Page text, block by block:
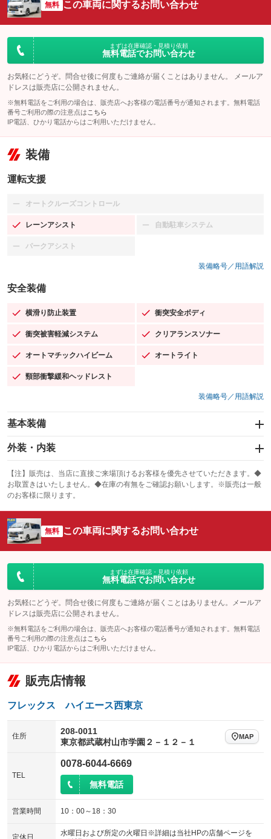
無料 この車両に関するお問い合わせ
まずは在庫確認・見積り依頼
無料電話でお問い合わせ
お気軽にどうぞ。問合せ後に何度もご連絡が届くことはありません。 メールア
ドレスは販売店に公開されません。
※無料電話をご利用の場合は、販売店へお客様の電話番号が通知されます。無料電話
番号ご利用の際の注意点は こちら
IP電話、ひかり電話からはご利用いただけません。
装備
運転支援
オートクルーズコントロール
：装備なし
レーンアシスト
：装備あり 自動駐車システム
：装備なし
パークアシスト
：装備なし
装備略号／用語解説
安全装備
横滑り防止装置
：装備あり 衝突安全ボディ
：装備あり
衝突被害軽減システム
：装備あり クリアランスソナー
：装備あり
オートマチックハイビーム
：装備あり オートライト
：装備あり
頸部衝撃緩和ヘッドレスト
：装備あり
装備略号／用語解説
基本装備
エアバッグ：運転席/助手席
：装備あり
：装備あり
サンルーフ
：装備なし ABS
エアコン
：装備あり Wエアコン
：装備あり
リフトアップ
：装備なし パワーステアリング
：装備あり
ダウンヒルアシストコントロール
パワーウィンドウ
：装備あり 盗難防止システム
：装備あり
：装備なし
USB入力端子
：装備なし
100V電源
：装備あり
：装備なし
レンタカーアップ
：装備なし
電動格納ミラー
：装備あり
外装・内装
カーナビ：メモリーナビ他
：装備あり
TV：フルセグ
：装備あり
オーディオ
ビジュアル
：装備なし
革シート
：装備なし ハーフレザーシート
：装備あり
：装備あり ：装備あり
HID(キセノンライト)
バックカメラ
：装備あり
：装備なし ：装備あり
ローダウン
：装備なし
パワーシート
：装備なし
：装備なし
チップアップシート オットマン
電動格納サードシート
ウォークスルー
：装備なし
電動リアゲート
：装備なし
シートエアコン
：装備なし 全周囲カメラ
：装備あり
【注】販売は、当店に直接ご来場頂けるお客様を優先させていただきます。◆
お取置きはいたしません。◆在庫の有無をご確認お願いします。※販売は一般
のお客様に限ります。
無料 この車両に関するお問い合わせ
まずは在庫確認・見積り依頼
無料電話でお問い合わせ
お気軽にどうぞ。問合せ後に何度もご連絡が届くことはありません。メールア
ドレスは販売店に公開されません。
※無料電話をご利用の場合は、販売店へお客様の電話番号が通知されます。無料電話
番号ご利用の際の注意点は こちら
IP電話、ひかり電話からはご利用いただけません。
販売店情報
フレックス ハイエース西東京
住所
208-0011
東京都武蔵村山市学園２－１２－１
MAP
TEL
0078-6044-6669
無料電話
営業時間 10：00～18：30
定休日
水曜日および所定の火曜日※詳細は当社HPの店舗ページを